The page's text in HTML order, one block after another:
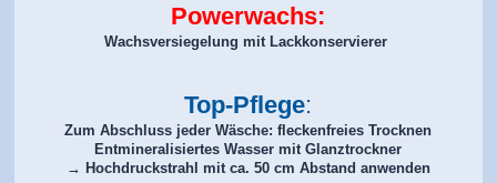
Powerwachs:
Wachsversiegelung mit Lackkonservierer
Top-Pflege:
Zum Abschluss jeder Wäsche: fleckenfreies Trocknen
Entmineralisiertes Wasser mit Glanztrockner
→ Hochdruckstrahl mit ca. 50 cm Abstand anwenden